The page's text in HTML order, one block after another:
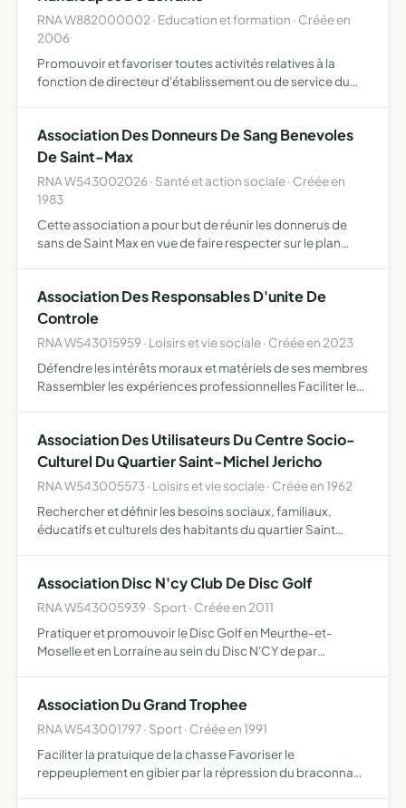
RNA W882000002 · Education et formation · Créée en
2006
Promouvoir et favoriser toutes activités relatives à la
fonction de directeur d'établissement ou de service du
Association Des Donneurs De Sang Benevoles
De Saint-Max
RNA W543002026 · Santé et action sociale · Créée en
1983
Cette association a pour but de réunir les donnerus de
sans de Saint Max en vue de faire respecter sur le plan
fournir …
Association Des Responsables D'unite De
Controle
RNA W543015959 · Loisirs et vie sociale · Créée en 2023
Défendre les intérêts moraux et matériels de ses membres
Rassembler les expériences professionnelles Faciliter les
Association Des Utilisateurs Du Centre Socio-
Culturel Du Quartier Saint-Michel Jericho
RNA W543005573 · Loisirs et vie sociale · Créée en 1962
Rechercher et définir les besoins sociaux, familiaux,
éducatifs et culturels des habitants du quartier Saint
…
Association Disc N'cy Club De Disc Golf
RNA W543005939 · Sport · Créée en 2011
Pratiquer et promouvoir le Disc Golf en Meurthe-et-
Moselle et en Lorraine au sein du Disc N'CY de par
internatio…
Association Du Grand Trophee
RNA W543001797 · Sport · Créée en 1991
Faciliter la pratuique de la chasse Favoriser le
reppeuplement en gibier par la répression du braconnage